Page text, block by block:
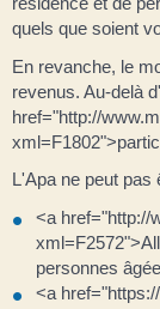
quels que soient
En revanche, le
revenus. Au-delà
href="http://
L'Apa ne peut pas
<a href="http://
personnes
<a